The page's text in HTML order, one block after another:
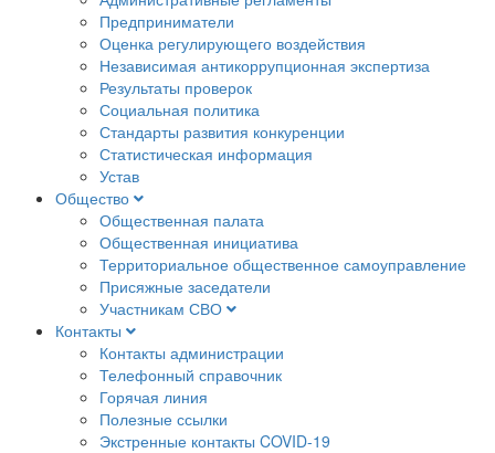
Предприниматели
Оценка регулирующего воздействия
Независимая антикоррупционная экспертиза
Результаты проверок
Социальная политика
Стандарты развития конкуренции
Статистическая информация
Устав
Общество
Общественная палата
Общественная инициатива
Территориальное общественное самоуправление
Присяжные заседатели
Участникам СВО
Контакты
Контакты администрации
Телефонный справочник
Горячая линия
Полезные ссылки
Экстренные контакты COVID-19